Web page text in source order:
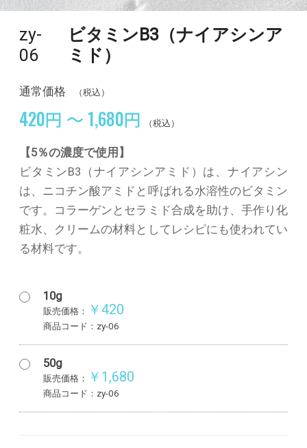
zy-
06
ビタミンB3（ナイアシンア
ミド）
通常価格 （税込）
420円 ～ 1,680円 （税込）
【5％の濃度で使用】
ビタミンB3（ナイアシンアミド）は、ナイアシン
は、ニコチン酸アミドと呼ばれる水溶性のビタミン
です。コラーゲンとセラミド合成を助け、手作り化
粧水、クリームの材料としてレシピにも使われてい
る材料です。
10g
販売価格： ￥420
商品コード：zy-06
50g
販売価格： ￥1,680
商品コード：zy-06